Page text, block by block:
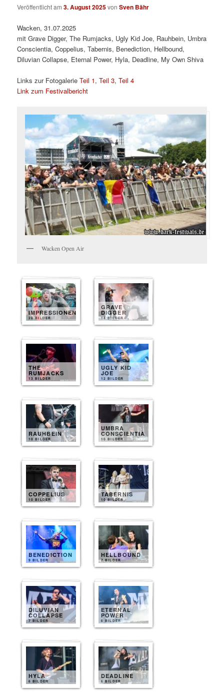
Veröffentlicht am3. August 2025vonSven Bähr
Wacken, 31.07.2025
mit Grave Digger, The Rumjacks, Ugly Kid Joe, Rauhbein, Umbra
Conscientia, Coppelius, Tabernis, Benediction, Hellbound,
Diluvian Collapse, Eternal Power, Hyla, Deadline, My Own Shiva
Links zur FotogalerieTeil 1,Teil 3,Teil 4
Link zum Festivalbericht
Wacken Open Air
IMPRESSIONEN
20 BILDER
GRAVE
DIGGER
14 BILDER
THE
RUMJACKS
13 BILDER
UGLY KID
JOE
12 BILDER
RAUHBEIN
10 BILDER
UMBRA
CONSCIENTIA
10 BILDER
COPPELIUS
10 BILDER
TABERNIS
10 BILDER
BENEDICTION
9 BILDER
HELLBOUND
7 BILDER
DILUVIAN
COLLAPSE
7 BILDER
ETERNAL
POWER
6 BILDER
HYLA
6 BILDER
DEADLINE
6 BILDER